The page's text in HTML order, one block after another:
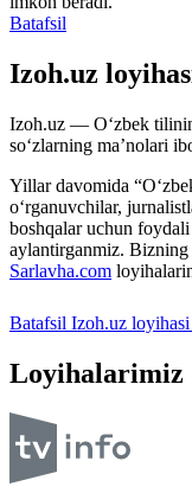
Batafsil
Izoh.uz
Izoh.uz — O‘zbek
so‘zlarning ma’nolari
Yillar davomida
o‘rganuvchilar,
boshqalar uchun
aylantirganmiz. Bizning
Sarlavha.com
Batafsil Izoh.uz loyihasi
Loyihalarimiz